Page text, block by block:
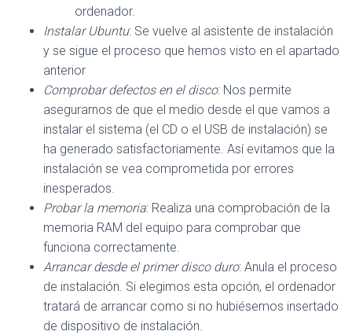
ordenador.
Instalar Ubuntu: Se vuelve al asistente de instalación
y se sigue el proceso que hemos visto en el apartado
anterior
Comprobar defectos en el disco: Nos permite
asegurarnos de que el medio desde el que vamos a
instalar el sistema (el CD o el USB de instalación) se
ha generado satisfactoriamente. Así evitamos que la
instalación se vea comprometida por errores
inesperados.
Probar la memoria: Realiza una comprobación de la
memoria RAM del equipo para comprobar que
funciona correctamente.
Arrancar desde el primer disco duro: Anula el proceso
de instalación. Si elegimos esta opción, el ordenador
tratará de arrancar como si no hubiésemos insertado
de dispositivo de instalación.